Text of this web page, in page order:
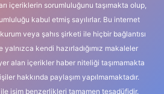
içeriklerin sorumluluğunu taşımakta olup,
kabul etmiş sayılırlar. Bu internet
veya şahıs şirketi ile hiçbir bağlantısı
yalnızca kendi hazırladığımız makaleler
alan içerikler haber niteliği taşımamakta
hakkında paylaşım yapılmamaktadır.
isim benzerlikleri tamamen tesadüfidir.